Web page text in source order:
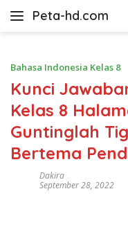
Peta-hd.com
Kumpulan
HD
Bahasa Indonesia Kelas 8
Kunci
Kelas 8
Guntinglah
Bertema
Dakira
September 28, 2022